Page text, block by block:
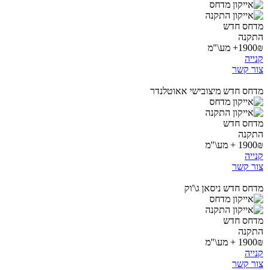
מדחס חדש
התקנה
1900₪+ מע\"מ
קנייה
צור קשר
מדחס חדש מיצובישי אאוטלנדר
מדחס חדש
התקנה
1900₪ + מע\"מ
קנייה
צור קשר
מדחס חדש ניסאן ג\'וק
מדחס חדש
התקנה
1900₪ + מע\"מ
קנייה
צור קשר